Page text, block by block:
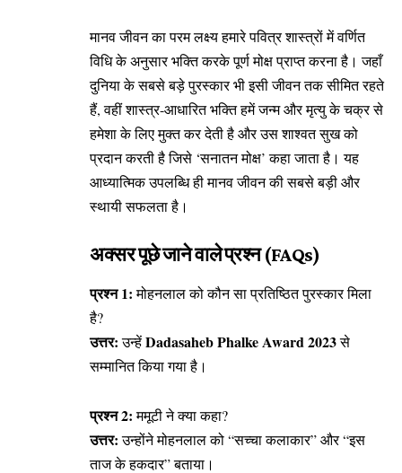
मानव जीवन का परम लक्ष्य हमारे पवित्र शास्त्रों में वर्णित
विधि के अनुसार भक्ति करके पूर्ण मोक्ष प्राप्त करना है। जहाँ
दुनिया के सबसे बड़े पुरस्कार भी इसी जीवन तक सीमित रहते
हैं, वहीं शास्त्र-आधारित भक्ति हमें जन्म और मृत्यु के चक्र से
हमेशा के लिए मुक्त कर देती है और उस शाश्वत सुख को
प्रदान करती है जिसे ‘सनातन मोक्ष’ कहा जाता है। यह
आध्यात्मिक उपलब्धि ही मानव जीवन की सबसे बड़ी और
स्थायी सफलता है।
अक्सर पूछे जाने वाले प्रश्न (FAQs)
प्रश्न 1:मोहनलाल को कौन सा प्रतिष्ठित पुरस्कार मिला
है?
उत्तर:उन्हेंDadasaheb Phalke Award 2023से
सम्मानित किया गया है।
प्रश्न 2:ममूटी ने क्या कहा?
उत्तर:उन्होंने मोहनलाल को “सच्चा कलाकार” और “इस
ताज के हकदार” बताया।